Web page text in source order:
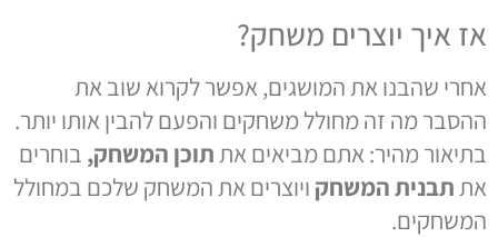
אז איך יוצרים משחק?
אחרי שהבנו את המושגים, אפשר לקרוא שוב את
ההסבר מה זה מחולל משחקים והפעם להבין אותו יותר.
בתיאור מהיר: אתם מביאים אתתוכן המשחק, בוחרים
אתתבנית המשחק ויוצרים את המשחק שלכם במחולל
המשחקים.